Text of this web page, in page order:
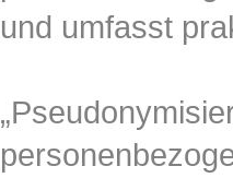
und umfasst